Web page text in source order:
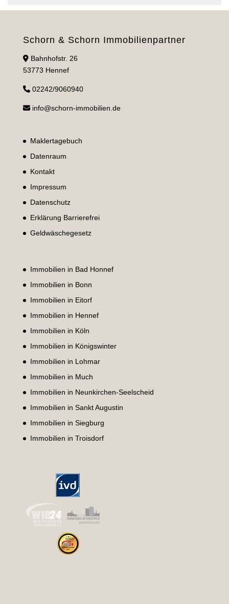
Schorn & Schorn Immobilienpartner
Bahnhofstr. 26
53773 Hennef
02242/9060940
info@schorn-immobilien.de
Maklertagebuch
Datenraum
Kontakt
Impressum
Datenschutz
Erklärung Barrierefrei
Geldwäschegesetz
Immobilien in Bad Honnef
Immobilien in Bonn
Immobilien in Eitorf
Immobilien in Hennef
Immobilien in Köln
Immobilien in Königswinter
Immobilien in Lohmar
Immobilien in Much
Immobilien in Neunkirchen-Seelscheid
Immobilien in Sankt Augustin
Immobilien in Siegburg
Immobilien in Troisdorf